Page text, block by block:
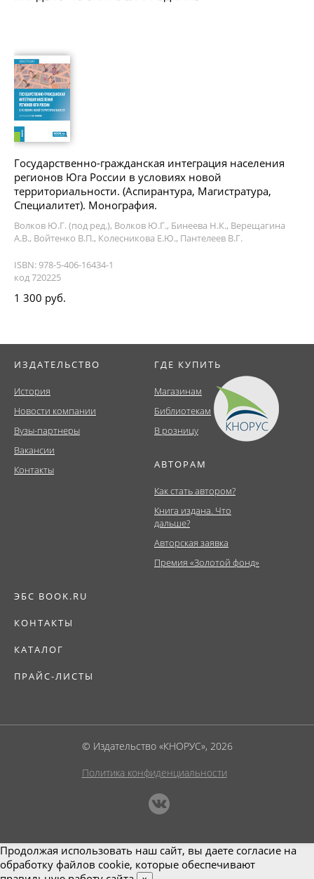
Государственно-гражданская интеграция населения
регионов Юга России в условиях новой
территориальности. (Аспирантура, Магистратура,
Специалитет). Монография.
Волков Ю.Г. (под ред.), Волков Ю.Г., Бинеева Н.К., Верещагина
А.В., Войтенко В.П., Колесникова Е.Ю., Пантелеев В.Г.
ISBN: 978-5-406-16434-1
код 720225
1 300 руб.
ИЗДАТЕЛЬСТВО
История
Новости компании
Вузы-партнеры
Вакансии
Контакты
ГДЕ КУПИТЬ
Магазинам
Библиотекам
В розницу
АВТОРАМ
Как стать автором?
Книга издана. Что
дальше?
Авторская заявка
Премия «Золотой фонд»
ЭБС BOOK.RU
КОНТАКТЫ
КАТАЛОГ
ПРАЙС-ЛИСТЫ
© Издательство «КНОРУС», 2026
Политика конфиденциальности
Продолжая использовать наш сайт, вы даете согласие на
обработку файлов cookie, которые обеспечивают